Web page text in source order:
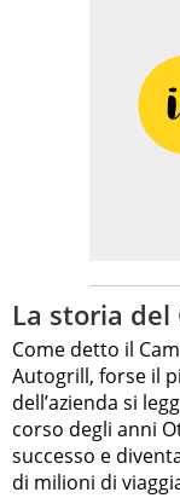
La storia
Come detto il
Autogrill, forse il
dell’azienda si
corso degli anni
successo e
di milioni di